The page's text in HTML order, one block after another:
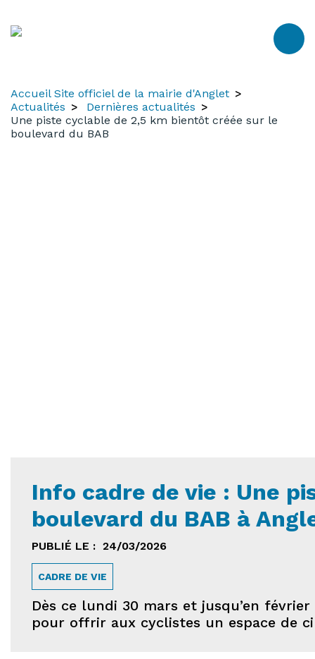
Accueil Site officiel de la mairie d'Anglet
Actualités
Dernières actualités
Une piste cyclable de 2,5 km bientôt créée sur le
boulevard du BAB
Info cadre de vie : Une
boulevard du BAB à
PUBLIÉ LE : 24/03/2026
CADRE DE VIE
Dès ce lundi 30 mars et jusqu’en
pour offrir aux cyclistes un espace de